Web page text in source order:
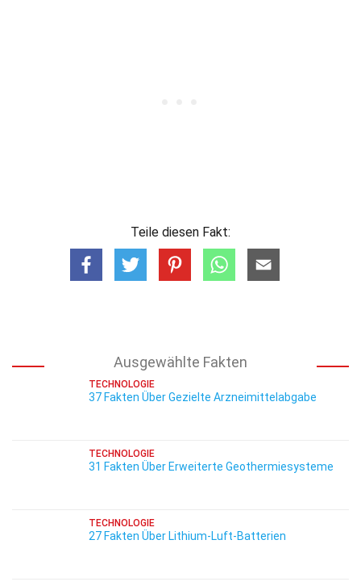
Teile diesen Fakt:
Ausgewählte Fakten
TECHNOLOGIE
37 Fakten Über Gezielte Arzneimittelabgabe
TECHNOLOGIE
31 Fakten Über Erweiterte Geothermiesysteme
TECHNOLOGIE
27 Fakten Über Lithium-Luft-Batterien